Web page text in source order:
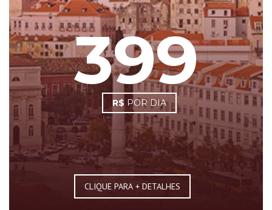
399
R$ POR DIA
CLIQUE PARA + DETALHES